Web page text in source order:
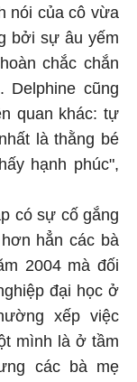
nói của cô vừa
bởi sự âu yếm
chắc chắn
Delphine cũng
quan khác: tự
là thằng bé
hạnh phúc",
có sự cố gắng
hẳn các bà
2004 mà đối
đại học ở
xếp việc
mình là ở tầm
các bà mẹ